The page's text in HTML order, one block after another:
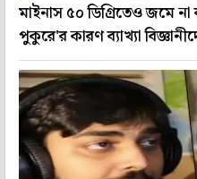
মাইনাস ৫০ ডিগ্রিতেও জমে
পুকুরে'র কারণ ব্যাখ্যা